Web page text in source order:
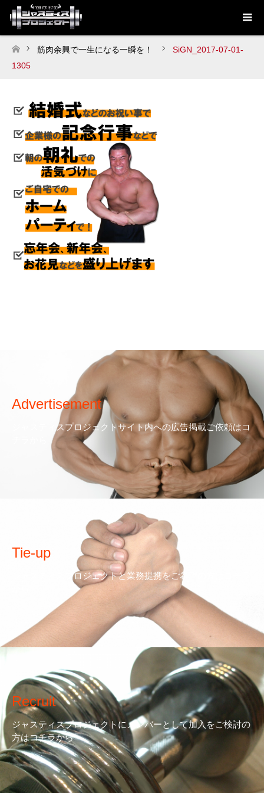
ホーム
筋肉余興で一生になる一瞬を！
SiGN_2017-07-01-
1305
Advertisement
ジャスティスプロジェクトサイト内への広告掲載ご依頼はコ
Tie-up
ジャスティスプロジェクトと業務提携をご希望の方はコチラ
Recruit
ジャスティスプロジェクトにメンバーとして加入をご検討の
方はコチラから